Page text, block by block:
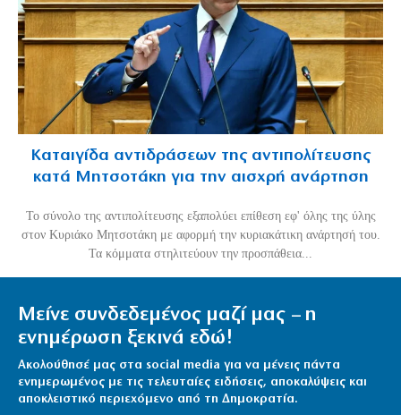
Καταιγίδα αντιδράσεων της αντιπολίτευσης
κατά Μητσοτάκη για την αισχρή ανάρτηση
Το σύνολο της αντιπολίτευσης εξαπολύει επίθεση εφ' όλης της ύλης
στον Κυριάκο Μητσοτάκη με αφορμή την κυριακάτικη ανάρτησή του.
Τα κόμματα στηλιτεύουν την προσπάθεια...
Μείνε συνδεδεμένος μαζί μας – η
ενημέρωση ξεκινά εδώ!
Ακολούθησέ μας στα social media για να μένεις πάντα
ενημερωμένος με τις τελευταίες ειδήσεις, αποκαλύψεις και
αποκλειστικό περιεχόμενο από τη Δημοκρατία.